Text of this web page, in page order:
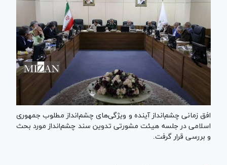
افق زمانی چشم‌انداز آینده و ویژگی‎‌های چشم‌انداز مطلوب جمهوری
اسلامی در جلسه هیئت مشورتی تدوین سند چشم‌انداز مورد بحث
و بررسی قرار گرفت.